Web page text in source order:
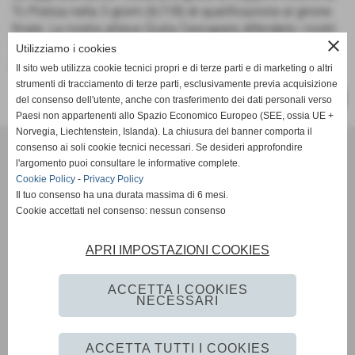
Tc Pistoia nella 3 giorni (6/7/8) di qualificazione al girone
finale. La nostra allieva Giulia Cascapera difenderà i nostri
colori e invitiamo tutti gli appassionati a sostenere con la
propria presenza la squadra.
SUCCESSIVO >>
Tennis Club Bisenzio ASD
Via Ada Negri, 15 - 59100 - Prato
P.I. 01526410970 C.F 92006510488
Codice univoco: M5UXCR1
Coordinate bancarie: Banco Desio IBAN IT11A0344002811000000510100 -
Tel. 0574/46.56.49
info@tcbisenzio.it direzione@tcbisenzio.it
Privacy Policy-Cookie Policy
close
Utilizziamo i cookies
Il sito web utilizza cookie tecnici propri e di terze parti e di marketing o altri
strumenti di tracciamento di terze parti, esclusivamente previa acquisizione
del consenso dell'utente, anche con trasferimento dei dati personali verso
Paesi non appartenenti allo Spazio Economico Europeo (SEE, ossia UE +
Norvegia, Liechtenstein, Islanda). La chiusura del banner comporta il
consenso ai soli cookie tecnici necessari. Se desideri approfondire
l'argomento puoi consultare le informative complete.
Cookie Policy - Privacy Policy
Il tuo consenso ha una durata massima di 6 mesi.
Cookie accettati nel consenso: nessun consenso
APRI IMPOSTAZIONI COOKIES
ACCETTA I COOKIES
NECESSARI
ACCETTA TUTTI I COOKIES